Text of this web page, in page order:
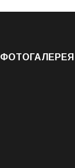
ФОТОГАЛЕРЕЯ